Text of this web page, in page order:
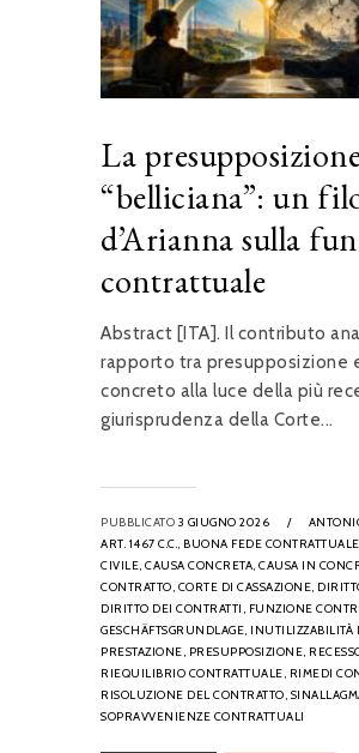
La
“belliciana”: un
d’Arianna sulla
contrattuale
Abstract [ITA]. Il contributo
rapporto tra presupposizione
concreto alla luce della più
giurisprudenza della Corte...
PUBBLICATO 3 GIUGNO 2026 /
ART. 1467 C.C., BUONA FEDE
CIVILE, CAUSA CONCRETA, CAUSA IN
CONTRATTO, CORTE DI CASSAZIONE,
DIRITTO DEI CONTRATTI, FUNZIONE
GESCHÄFTSGRUNDLAGE, INUTILIZZABILITÀ
PRESTAZIONE, PRESUPPOSIZIONE,
RIEQUILIBRIO CONTRATTUALE, RIMEDI
RISOLUZIONE DEL CONTRATTO,
SOPRAVVENIENZE CONTRATTUALI